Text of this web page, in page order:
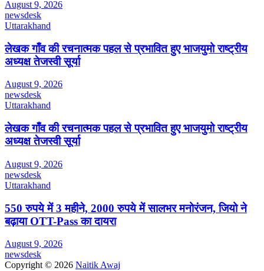
August 9, 2026
newsdesk
Uttarakhand
लेखक गाँव की रचनात्मक पहल से प्रभावित हुए भाजयुमो राष्ट्रीय
अध्यक्ष तेजस्वी सूर्या
August 9, 2026
newsdesk
Uttarakhand
लेखक गाँव की रचनात्मक पहल से प्रभावित हुए भाजयुमो राष्ट्रीय
अध्यक्ष तेजस्वी सूर्या
August 9, 2026
newsdesk
Uttarakhand
550 रुपये में 3 महीने, 2000 रुपये में सालभर मनोरंजन, जियो ने
बढ़ाया OTT-Pass का दायरा
August 9, 2026
newsdesk
Copyright © 2026 Naitik Awaj